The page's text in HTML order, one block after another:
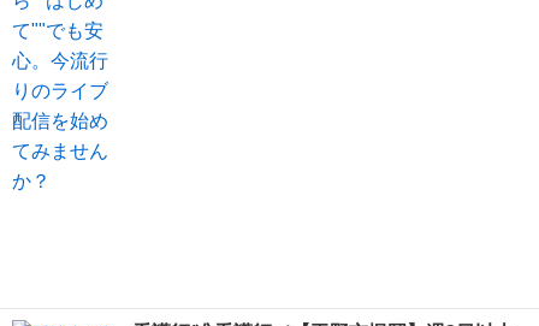
（17LIVE／Pococha／IRIAM など）でライブ配信するお仕事です。
——————————— 配信内容はぜんぶ自由
——————————— ・今日...
岡山 玉野市